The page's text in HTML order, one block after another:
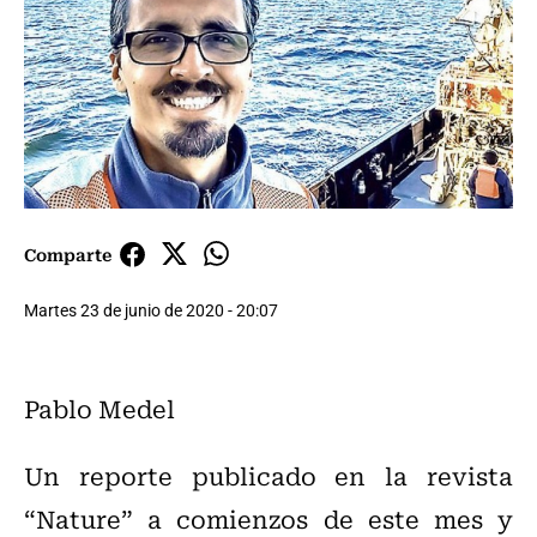
Comparte
Martes 23 de junio de 2020 - 20:07
Pablo Medel
Un reporte publicado en la revista
“Nature” a comienzos de este mes y